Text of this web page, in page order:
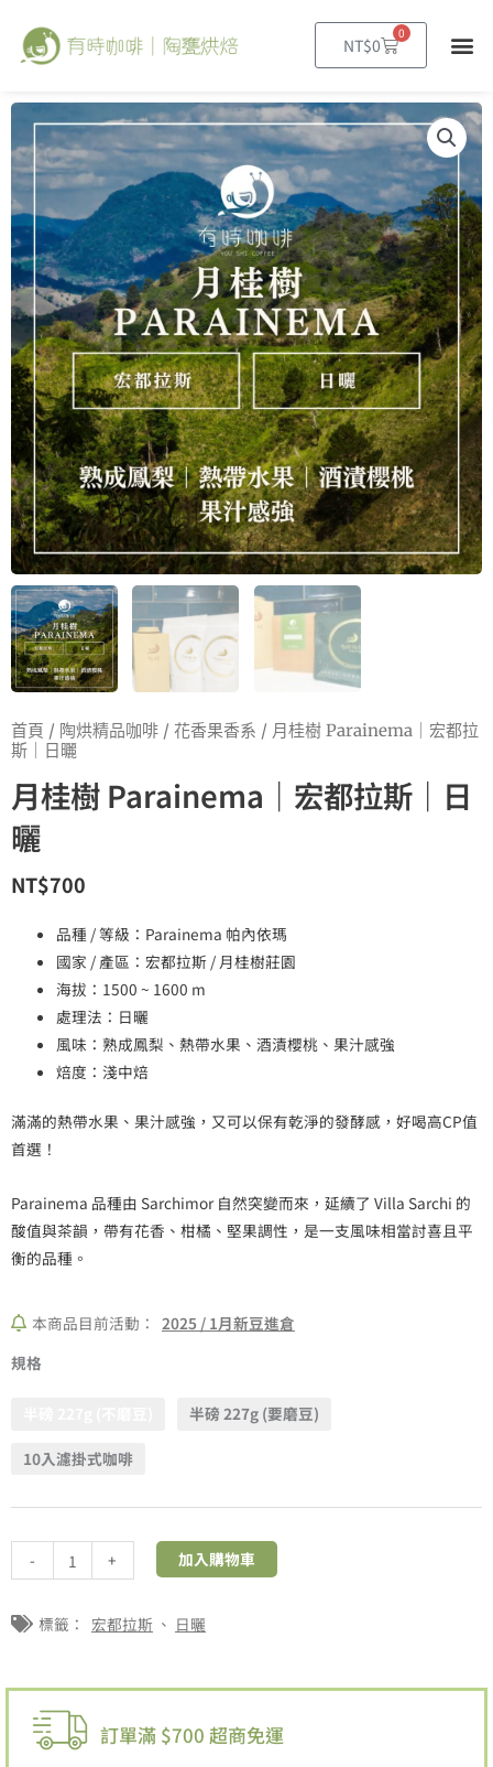
容
NT$0
0
購
物
首頁 / 陶烘精品咖啡 / 花香果香系 / 月桂樹 Parainema｜宏都拉
斯｜日曬
月桂樹 Parainema｜宏都拉斯｜日
曬
NT$700
品種 / 等級：Parainema 帕內依瑪
國家 / 產區：宏都拉斯 / 月桂樹莊園
海拔：1500 ~ 1600 m
處理法：日曬
風味：熟成鳳梨、熱帶水果、酒漬櫻桃、果汁感強
焙度：淺中焙
滿滿的熱帶水果、果汁感強，又可以保有乾淨的發酵感，好喝高CP值
首選！
Parainema 品種由 Sarchimor 自然突變而來，延續了 Villa Sarchi 的
酸值與茶韻，帶有花香、柑橘、堅果調性，是一支風味相當討喜且平
衡的品種。
本商品目前活動： 2025 / 1月新豆進倉
規格
半磅 227g (要磨豆)
10入濾掛式咖啡
-
月
｜
斯
日
數
+ 加入購物車
標籤： 宏都拉斯 、 日曬
訂單滿 $700 超商免運